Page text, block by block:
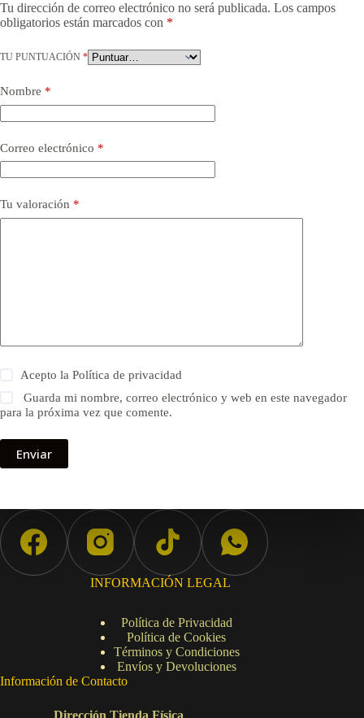
Tu dirección de correo electrónico no será publicada. Los campos
obligatorios están marcados con *
TU PUNTUACIÓN *
Nombre *
Correo electrónico *
Tu valoración *
Acepto laPolítica de privacidad
Guarda mi nombre, correo electrónico y web en este navegador
para la próxima vez que comente.
Enviar
INFORMACIÓN LEGAL
Política de Privacidad
Política de Cookies
Términos y Condiciones
Envíos y Devoluciones
Información de Contacto
Dirección Tienda Física